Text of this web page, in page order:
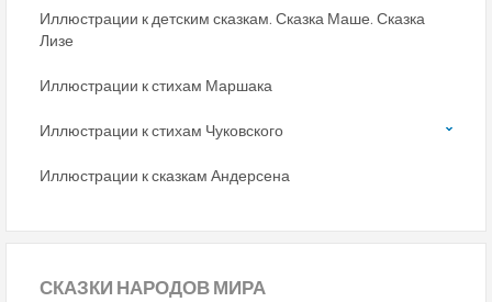
Иллюстрации к детским сказкам. Сказка Маше. Сказка
Лизе
Иллюстрации к стихам Маршака
Иллюстрации к стихам Чуковского
Иллюстрации к сказкам Андерсена
СКАЗКИ НАРОДОВ МИРА